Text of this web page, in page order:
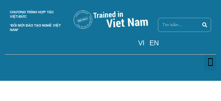
CHƯƠNG TRÌNH HỢP TÁC
VIỆT-ĐỨC
‘ĐỔI MỚI ĐÀO TẠO NGHỀ VIỆT
NAM’
VI EN